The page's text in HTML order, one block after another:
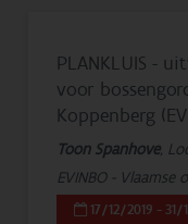
PLANKLUIS -
voor
Koppenberg
Toon Spanhove,
EVINBO - Vlaamse
17/12/2019 - 31/